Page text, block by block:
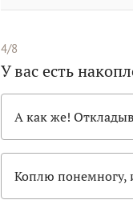
4/8
У вас есть
А как же!
Коплю понемногу,